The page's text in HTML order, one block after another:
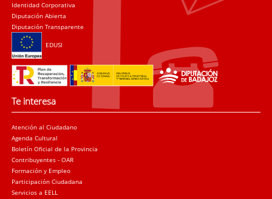
Identidad Corporativa
Diputación Abierta
Diputación Transparente
EDUSI
Te interesa
Atención al Ciudadano
Agenda Cultural
Boletín Oficial de la Provincia
Contribuyentes - OAR
Formación y Empleo
Participación Ciudadana
Servicios a EELL